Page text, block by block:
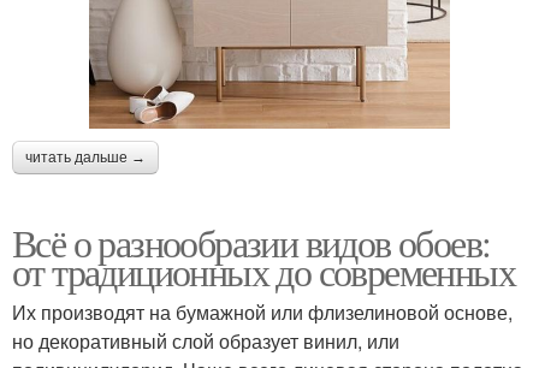
читать дальше →
Всё о разнообразии видов обоев:
от традиционных до современных
Их производят на бумажной или флизелиновой основе,
но декоративный слой образует винил, или